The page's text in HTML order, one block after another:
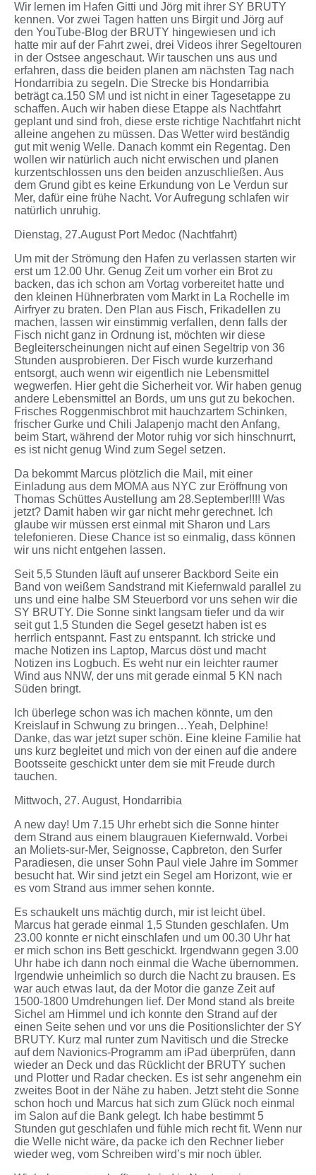
Wir lernen im Hafen Gitti und Jörg mit ihrer SY BRUTY
kennen. Vor zwei Tagen hatten uns Birgit und Jörg auf
den YouTube-Blog der BRUTY hingewiesen und ich
hatte mir auf der Fahrt zwei, drei Videos ihrer Segeltouren
in der Ostsee angeschaut. Wir tauschen uns aus und
erfahren, dass die beiden planen am nächsten Tag nach
Hondarribia zu segeln. Die Strecke bis Hondarribia
beträgt ca.150 SM und ist nicht in einer Tagesetappe zu
schaffen. Auch wir haben diese Etappe als Nachtfahrt
geplant und sind froh, diese erste richtige Nachtfahrt nicht
alleine angehen zu müssen. Das Wetter wird beständig
gut mit wenig Welle. Danach kommt ein Regentag. Den
wollen wir natürlich auch nicht erwischen und planen
kurzentschlossen uns den beiden anzuschließen. Aus
dem Grund gibt es keine Erkundung von Le Verdun sur
Mer, dafür eine frühe Nacht. Vor Aufregung schlafen wir
natürlich unruhig.
Dienstag, 27.August Port Medoc (Nachtfahrt)
Um mit der Strömung den Hafen zu verlassen starten wir
erst um 12.00 Uhr. Genug Zeit um vorher ein Brot zu
backen, das ich schon am Vortag vorbereitet hatte und
den kleinen Hühnerbraten vom Markt in La Rochelle im
Airfryer zu braten. Den Plan aus Fisch, Frikadellen zu
machen, lassen wir einstimmig verfallen, denn falls der
Fisch nicht ganz in Ordnung ist, möchten wir diese
Begleiterscheinungen nicht auf einen Segeltrip von 36
Stunden ausprobieren. Der Fisch wurde kurzerhand
entsorgt, auch wenn wir eigentlich nie Lebensmittel
wegwerfen. Hier geht die Sicherheit vor. Wir haben genug
andere Lebensmittel an Bords, um uns gut zu bekochen.
Frisches Roggenmischbrot mit hauchzartem Schinken,
frischer Gurke und Chili Jalapenjo macht den Anfang,
beim Start, während der Motor ruhig vor sich hinschnurrt,
es ist nicht genug Wind zum Segel setzen.
Da bekommt Marcus plötzlich die Mail, mit einer
Einladung aus dem MOMA aus NYC zur Eröffnung von
Thomas Schüttes Austellung am 28.September!!!! Was
jetzt? Damit haben wir gar nicht mehr gerechnet. Ich
glaube wir müssen erst einmal mit Sharon und Lars
telefonieren. Diese Chance ist so einmalig, dass können
wir uns nicht entgehen lassen.
Seit 5,5 Stunden läuft auf unserer Backbord Seite ein
Band von weißem Sandstrand mit Kiefernwald parallel zu
uns und eine halbe SM Steuerbord vor uns sehen wir die
SY BRUTY. Die Sonne sinkt langsam tiefer und da wir
seit gut 1,5 Stunden die Segel gesetzt haben ist es
herrlich entspannt. Fast zu entspannt. Ich stricke und
mache Notizen ins Laptop, Marcus döst und macht
Notizen ins Logbuch. Es weht nur ein leichter raumer
Wind aus NNW, der uns mit gerade einmal 5 KN nach
Süden bringt.
Ich überlege schon was ich machen könnte, um den
Kreislauf in Schwung zu bringen…Yeah, Delphine!
Danke, das war jetzt super schön. Eine kleine Familie hat
uns kurz begleitet und mich von der einen auf die andere
Bootsseite geschickt unter dem sie mit Freude durch
tauchen.
Mittwoch, 27. August, Hondarribia
A new day! Um 7.15 Uhr erhebt sich die Sonne hinter
dem Strand aus einem blaugrauen Kiefernwald. Vorbei
an Moliets-sur-Mer, Seignosse, Capbreton, den Surfer
Paradiesen, die unser Sohn Paul viele Jahre im Sommer
besucht hat. Wir sind jetzt ein Segel am Horizont, wie er
es vom Strand aus immer sehen konnte.
Es schaukelt uns mächtig durch, mir ist leicht übel.
Marcus hat gerade einmal 1,5 Stunden geschlafen. Um
23.00 konnte er nicht einschlafen und um 00.30 Uhr hat
er mich schon ins Bett geschickt. Irgendwann gegen 3.00
Uhr habe ich dann noch einmal die Wache übernommen.
Irgendwie unheimlich so durch die Nacht zu brausen. Es
war auch etwas laut, da der Motor die ganze Zeit auf
1500-1800 Umdrehungen lief. Der Mond stand als breite
Sichel am Himmel und ich konnte den Strand auf der
einen Seite sehen und vor uns die Positionslichter der SY
BRUTY. Kurz mal runter zum Navitisch und die Strecke
auf dem Navionics-Programm am iPad überprüfen, dann
wieder an Deck und das Rücklicht der BRUTY suchen
und Plotter und Radar checken. Es ist sehr angenehm ein
zweites Boot in der Nähe zu haben. Jetzt steht die Sonne
schon hoch und Marcus hat sich zum Glück noch einmal
im Salon auf die Bank gelegt. Ich habe bestimmt 5
Stunden gut geschlafen und fühle mich recht fit. Wenn nur
die Welle nicht wäre, da packe ich den Rechner lieber
wieder weg, vom Schreiben wird’s mir noch übler.